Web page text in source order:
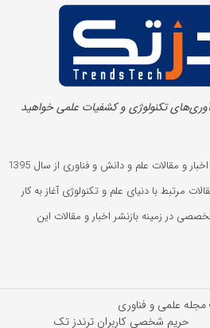
تکنولوژی و کشفیات علمی خواهید
ترندز تک، سیستم جامع بروزترین اخبار و مقالات علم و دانش و فناوری از سال 1395
مرتبط با دنیای علم و تکنولوژی آغاز به کار
در زمینه بازنشر اخبار و مقالات این
مجله علمی و فناوری
حریم شخصی کاربران ترندز تک